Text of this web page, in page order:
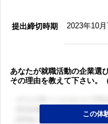
提出締切時期 2023年10
あなたが就職活動の企業選
その理由を教えて下さい。